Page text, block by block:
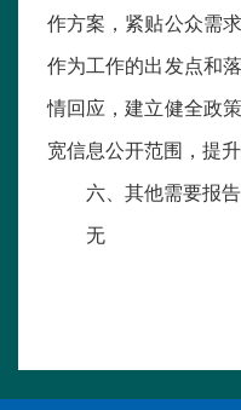
作方案，紧贴公众需
作为工作的出发点和
情回应，建立健全政
宽信息公开范围，提
六、其他需要报
无